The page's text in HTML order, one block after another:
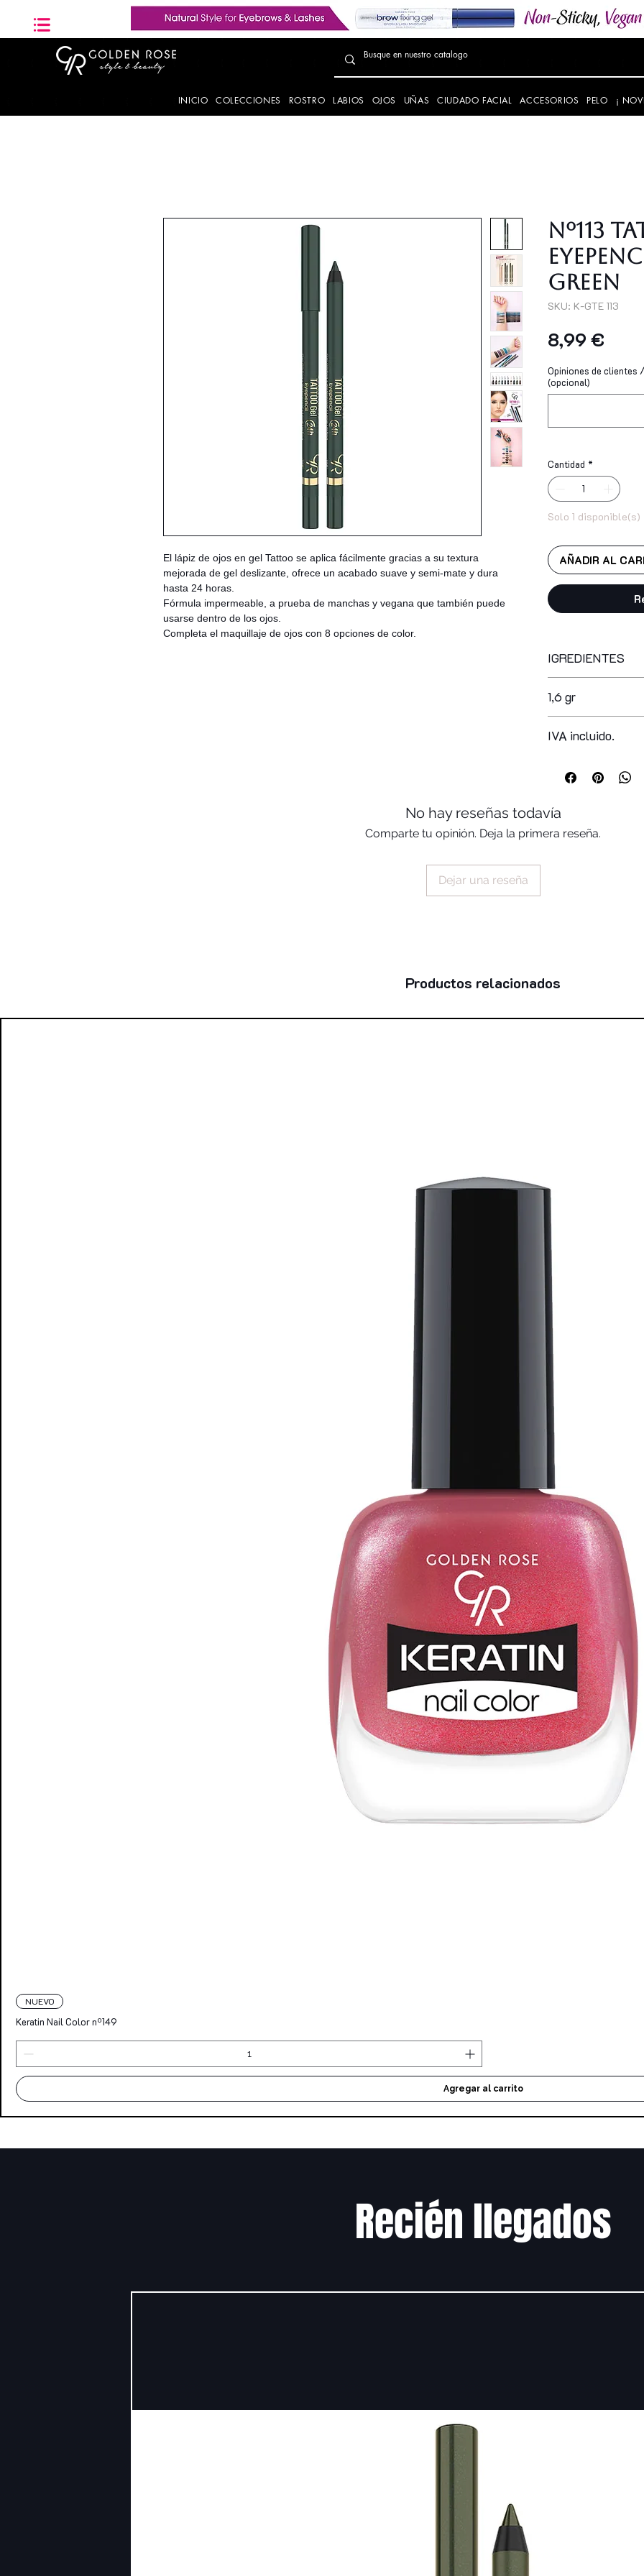
INICIO COLECCIONES ROSTRO LABIOS OJOS UÑAS CIUDADO FACIAL ACCESORIOS PELO ¡
El lápiz de ojos en gel Tattoo se aplica fácilmente gracias a su textura
mejorada de gel deslizante, ofrece un acabado suave y semi-mate y dura
hasta 24 horas.
Fórmula impermeable, a prueba de manchas y vegana que también puede
usarse dentro de los ojos.
Completa el maquillaje de ojos con 8 opciones de color.
Nº113
Green
SKU: K-GTE 113
8,99 €
Opiniones de clientes
(opcional)
Cantidad *
Solo 1 disponible(s)
AÑADIR AL
IGREDIENTES
isododecane,
fluorphlogopite,
calcium aluminum
pentaerythrityl
oxide (+/-) mica, ci
77499, ci 19140,
1,6 gr
IVA incluido.
No hay reseñas todavía
Comparte tu opinión. Deja la primera reseña.
Dejar una reseña
Productos relacionados
NUEVO
Keratin Nail Color nº149
Agregar al carrito
Recién llegados